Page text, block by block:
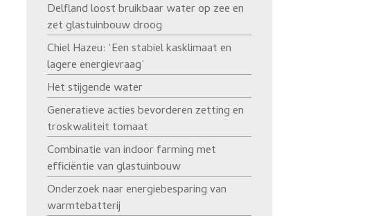
Delfland loost bruikbaar water op zee en
zet glastuinbouw droog
Chiel Hazeu: ‘Een stabiel kasklimaat en
lagere energievraag’
Het stijgende water
Generatieve acties bevorderen zetting en
troskwaliteit tomaat
Combinatie van indoor farming met
efficiëntie van glastuinbouw
Onderzoek naar energiebesparing van
warmtebatterij